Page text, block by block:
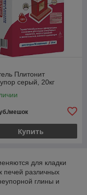
Плитонит
серый, 20кг
мешок
Купить
для кладки
печей различных
глины и